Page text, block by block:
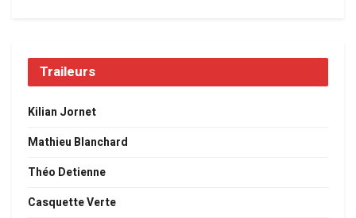
Traileurs
Kilian Jornet
Mathieu Blanchard
Théo Detienne
Casquette Verte